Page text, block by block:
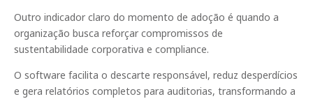
Outro indicador claro do momento de adoção é quando a
organização busca reforçar compromissos de
sustentabilidade corporativa e compliance.
O software facilita o descarte responsável, reduz desperdícios
e gera relatórios completos para auditorias, transformando a